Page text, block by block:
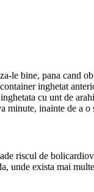
le bine, pana cand
inghetat
cu unt de
minute, inainte de a o
riscul de
unde exista mai